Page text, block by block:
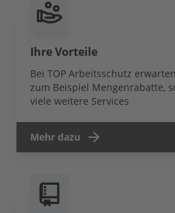
Ihre Vorteile
Bei TOP Arbeitsschutz
zum Beispiel Mengenrabatte,
viele weitere Services
Mehr dazu